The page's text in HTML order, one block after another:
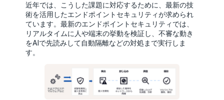
近年では、こうした課題に対応するために、最新の技
術を活用したエンドポイントセキュリティが求められ
ています。最新のエンドポイントセキュリティでは、
リアルタイムに人や端末の挙動を検証し、不審な動き
をAIで先読みして自動隔離などの対処まで実行しま
す。